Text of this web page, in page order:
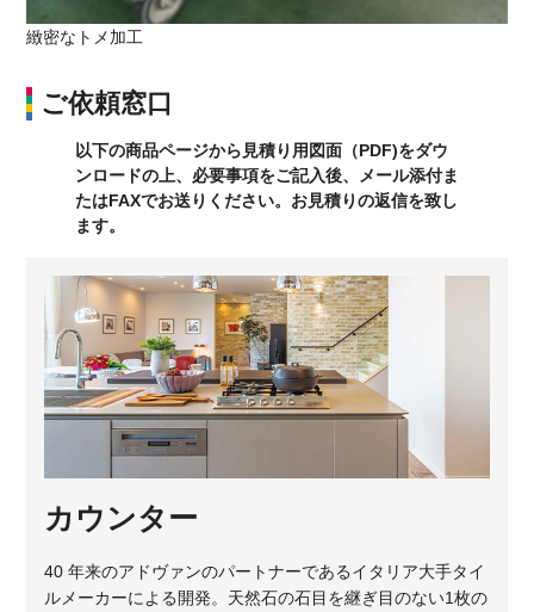
緻密なトメ加工
ご依頼窓口
以下の商品ページから見積り用図面（PDF)をダウ
ンロードの上、必要事項をご記入後、メール添付ま
たはFAXでお送りください。お見積りの返信を致し
ます。
カウンター
40 年来のアドヴァンのパートナーであるイタリア大手タイ
ルメーカーによる開発。天然石の石目を継ぎ目のない1枚の